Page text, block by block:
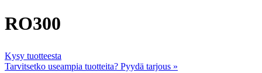
RO300
Kysy tuotteesta
Tarvitsetko useampia tuotteita? Pyydä tarjous »